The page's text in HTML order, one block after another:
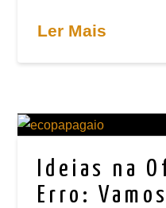
Ler Mais
Ideias na
Erro: